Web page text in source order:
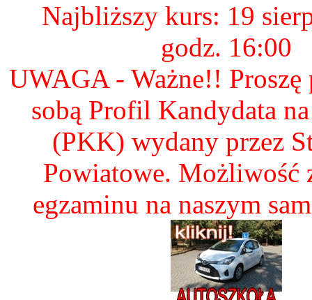
Najbliższy kurs: 19
godz. 16:00
UWAGA - Ważne!! Proszę
sobą Profil Kandydata
(PKK) wydany przez
Powiatowe. Możliwość
egzaminu na naszym